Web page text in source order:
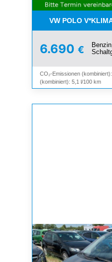
VW POLO
6.690 €
CO₂-Emissionen
(kombiniert): 5,1 l/100 km